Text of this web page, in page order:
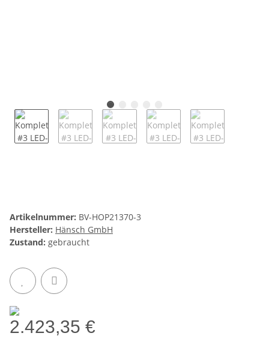
Artikelnummer: BV-HOP21370-3
Hersteller: Hänsch GmbH
Zustand: gebraucht
2.423,35 €